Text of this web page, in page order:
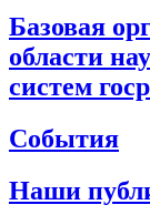
Базовая
области
систем
События
Наши